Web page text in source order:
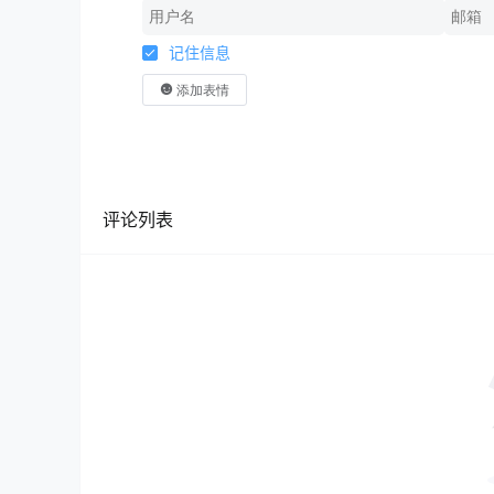
记住信息
添加表情
评论列表